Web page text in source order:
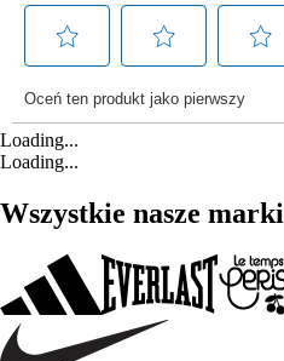
Loading...
Loading...
Wszystkie nasze marki